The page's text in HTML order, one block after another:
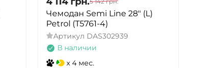
Чемодан Semi Line 28" (L)
Petrol (T5761-4)
Артикул DAS302939
В наличии
x 4 мес.